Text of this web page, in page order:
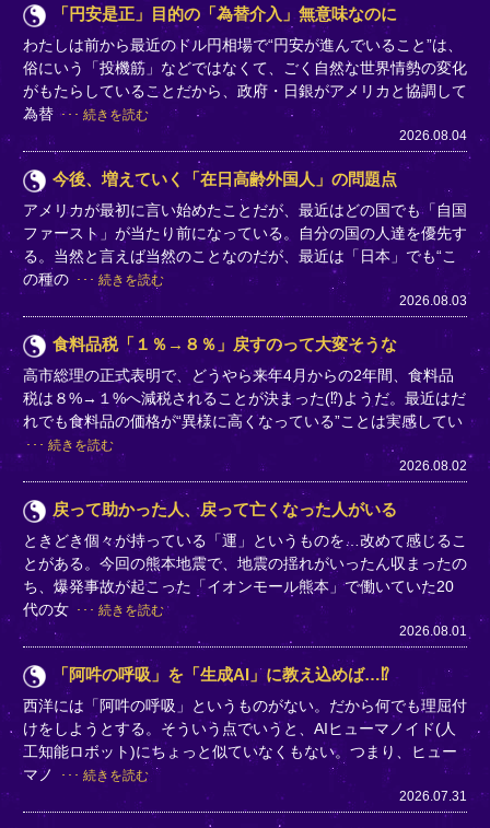
「円安是正」目的の「為替介入」無意味なのに
わたしは前から最近のドル円相場で“円安が進んでいること”は、
俗にいう「投機筋」などではなくて、ごく自然な世界情勢の変化
がもたらしていることだから、政府・日銀がアメリカと協調して
為替
続きを読む
2026.08.04
今後、増えていく「在日高齢外国人」の問題点
アメリカが最初に言い始めたことだが、最近はどの国でも「自国
ファースト」が当たり前になっている。自分の国の人達を優先す
る。当然と言えば当然のことなのだが、最近は「日本」でも“こ
の種の
続きを読む
2026.08.03
食料品税「１％→８％」戻すのって大変そうな
高市総理の正式表明で、どうやら来年4月からの2年間、食料品
税は８%→１%へ減税されることが決まった(⁉)ようだ。最近はだ
れでも食料品の価格が“異様に高くなっている”ことは実感してい
続きを読む
2026.08.02
戻って助かった人、戻って亡くなった人がいる
ときどき個々が持っている「運」というものを…改めて感じるこ
とがある。今回の熊本地震で、地震の揺れがいったん収まったの
ち、爆発事故が起こった「イオンモール熊本」で働いていた20
代の女
続きを読む
2026.08.01
「阿吽の呼吸」を「生成AI」に教え込めば…⁉
西洋には「阿吽の呼吸」というものがない。だから何でも理屈付
けをしようとする。そういう点でいうと、AIヒューマノイド(人
工知能ロボット)にちょっと似ていなくもない。つまり、ヒュー
マノ
続きを読む
2026.07.31